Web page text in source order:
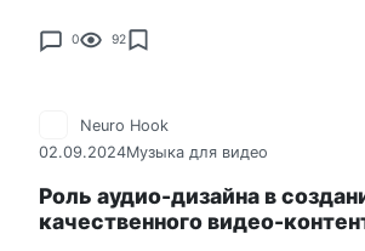
0 92
Neuro Hook
02.09.2024Музыка для видео
Роль аудио-дизайна в
качественного видео-